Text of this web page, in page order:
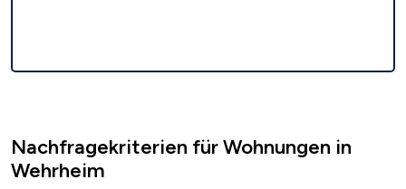
Nachfragekriterien für Wohnungen in
Wehrheim